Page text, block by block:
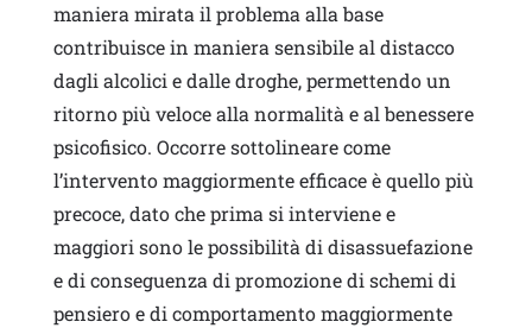
maniera mirata il problema alla base
contribuisce in maniera sensibile al distacco
dagli alcolici e dalle droghe, permettendo un
ritorno più veloce alla normalità e al benessere
psicofisico. Occorre sottolineare come
l’intervento maggiormente efficace è quello più
precoce, dato che prima si interviene e
maggiori sono le possibilità di disassuefazione
e di conseguenza di promozione di schemi di
pensiero e di comportamento maggiormente